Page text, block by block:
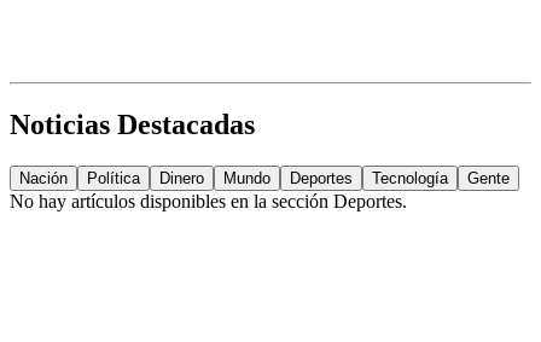
Noticias Destacadas
Nación Política Dinero Mundo Deportes Tecnología Gente
No hay artículos disponibles en la sección Deportes.